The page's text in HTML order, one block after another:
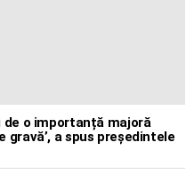
de o importanță majoră
a spus președintele